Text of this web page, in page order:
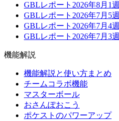
GBLレポート2026年8月1週
GBLレポート2026年7月5週
GBLレポート2026年7月4週
GBLレポート2026年7月3週
機能解説
機能解説と使い方まとめ
チームコラボ機能
マスターボール
おさんぽおこう
ポケストのパワーアップ